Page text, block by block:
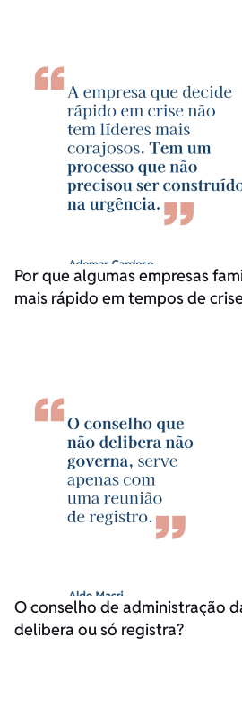
Por que algumas empresas
mais rápido em tempos de
O conselho de administração
delibera ou só registra?